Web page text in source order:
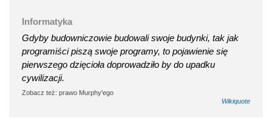
Informatyka
Gdyby budowniczowie budowali swoje budynki, tak jak
programiści piszą swoje programy, to pojawienie się
pierwszego dzięcioła doprowadziło by do upadku
cywilizacji.
Zobacz też: prawo Murphy'ego
Wikiquote